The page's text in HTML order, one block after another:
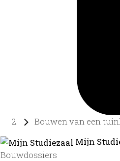
Bouwen van een
Mijn
Bouwdossiers